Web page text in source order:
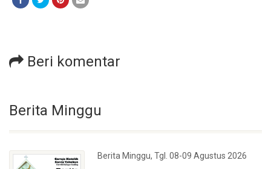
Beri komentar
Berita Minggu
Berita Minggu, Tgl. 08-09 Agustus 2026